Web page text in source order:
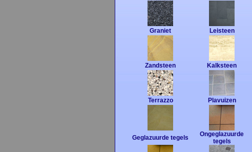
Graniet Leisteen
Zandsteen Kalksteen
Terrazzo Plavuizen
Geglazuurde tegels
Ongeglazuurde
tegels